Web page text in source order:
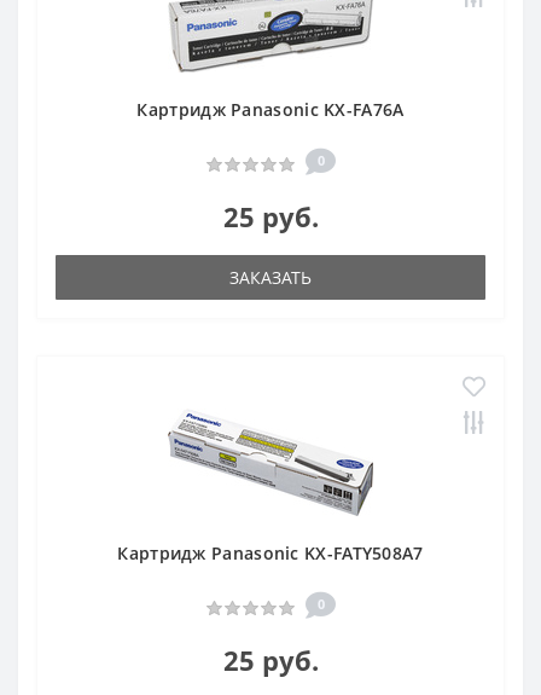
Картридж Panasonic KX-FA76A
0
25 руб.
ЗАКАЗАТЬ
Картридж Panasonic KX-FATY508A7
0
25 руб.